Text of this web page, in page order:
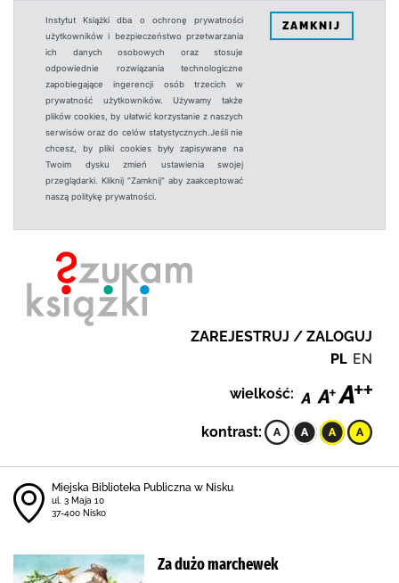
Instytut Książki dba o ochronę prywatności
użytkowników i bezpieczeństwo przetwarzania
ich danych osobowych oraz stosuje
odpowiednie rozwiązania technologiczne
zapobiegające ingerencji osób trzecich w
prywatność użytkowników. Używamy także
plików cookies, by ułatwić korzystanie z naszych
serwisów oraz do celów statystycznych.Jeśli nie
chcesz, by pliki cookies były zapisywane na
Twoim dysku zmień ustawienia swojej
przeglądarki. Kliknij "Zamknij" aby zaakceptować
naszą politykę prywatności.
ZAMKNIJ
ZAREJESTRUJ / ZALOGUJ
PL EN
wielkość:
kontrast:
Miejska Biblioteka Publiczna w Nisku
ul. 3 Maja 10
37-400 Nisko
Za dużo marchewek